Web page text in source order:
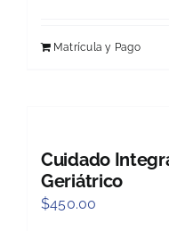
Matrícula y Pago
Cuidado
Geriátrico
$450.00